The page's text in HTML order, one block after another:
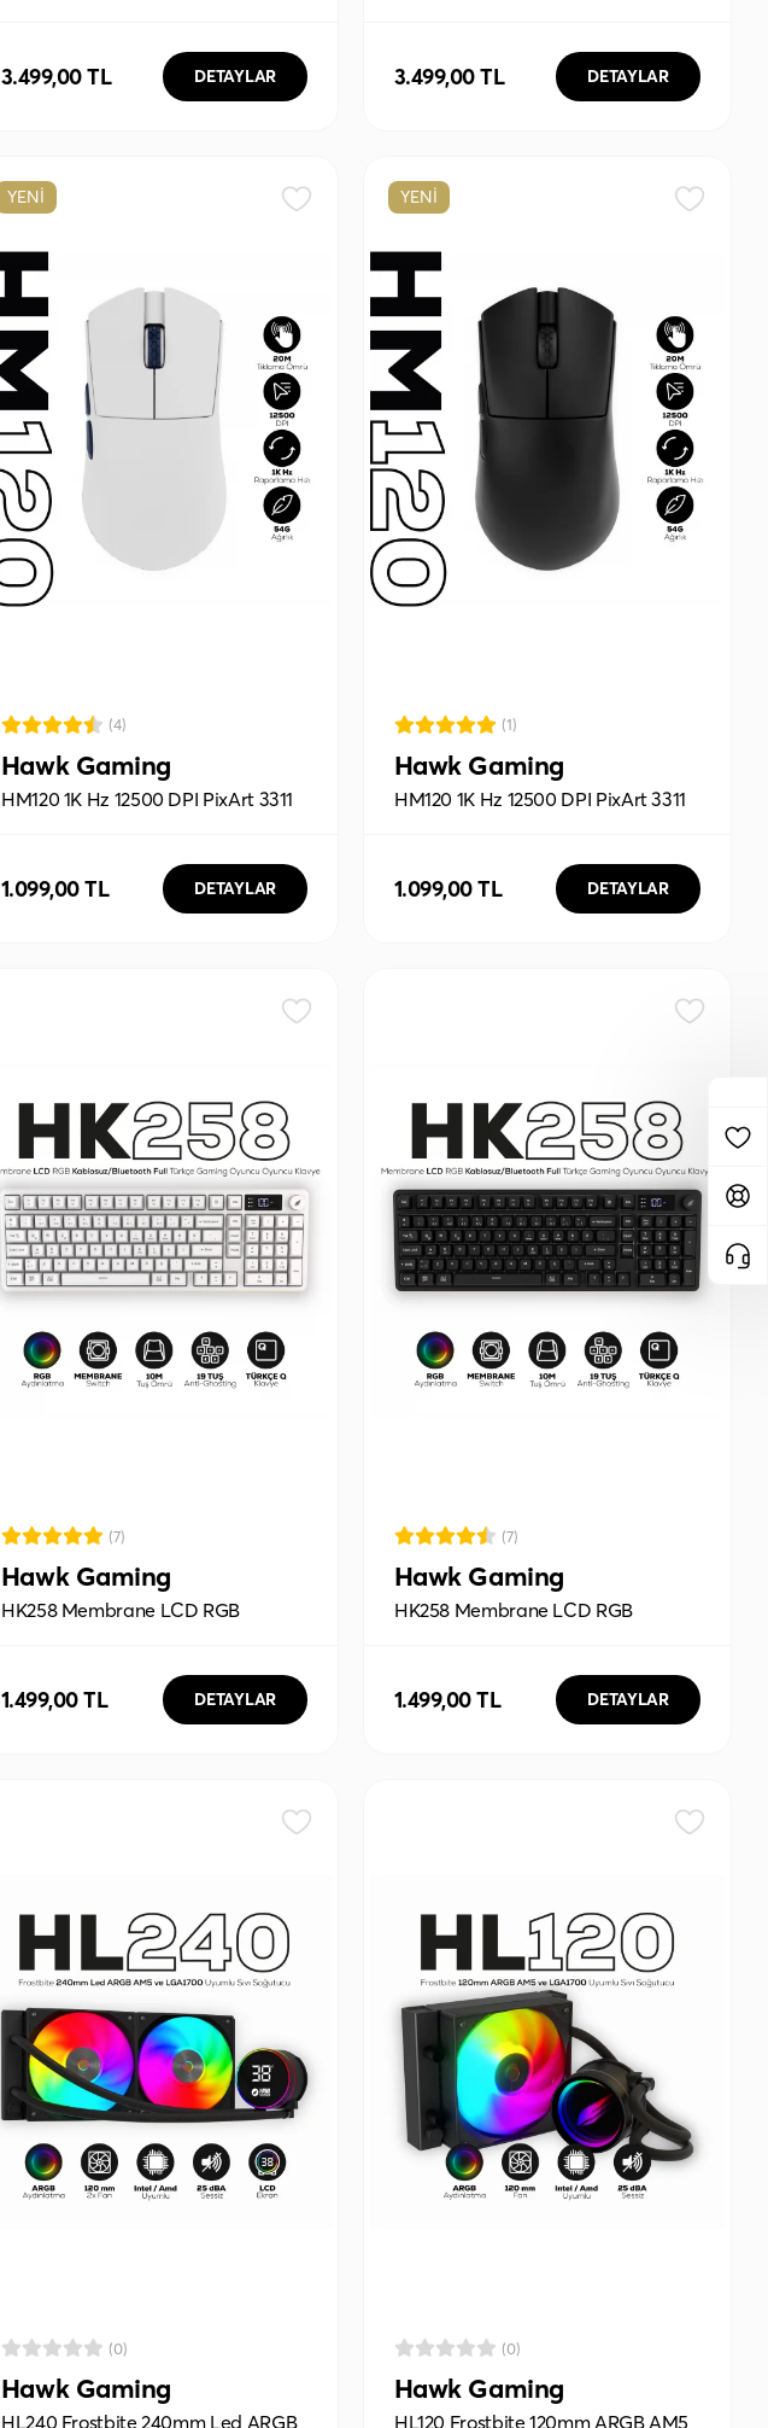
3.499,00 TL DETAYLAR 3.499,00 TL DETAYLAR
YENİ
(4)
Hawk Gaming
HM120 1K Hz 12500 DPI PixArt 3311
1.099,00 TL DETAYLAR
YENİ
(1)
Hawk Gaming
HM120 1K Hz 12500 DPI PixArt 3311
1.099,00 TL DETAYLAR
(7)
Hawk Gaming
HK258 Membrane LCD RGB
1.499,00 TL DETAYLAR
(7)
Hawk Gaming
HK258 Membrane LCD RGB
1.499,00 TL DETAYLAR
(0)
Hawk Gaming
HL240 Frostbite 240mm Led ARGB
(0)
Hawk Gaming
HL120 Frostbite 120mm ARGB AM5